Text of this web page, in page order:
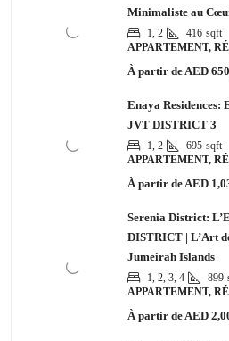
Minimaliste au
1, 2 416 sqft
APPARTEMENT,
À partir de AED
Enaya Residences:
JVT DISTRICT 3
1, 2 695 sqft
APPARTEMENT,
À partir de AED
Serenia District:
DISTRICT | L’Art
Jumeirah Islands
1, 2, 3, 4 899
APPARTEMENT,
À partir de AED